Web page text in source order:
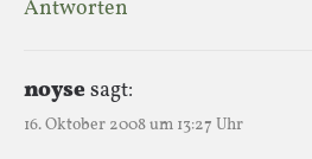
Antworten
noysesagt:
16. Oktober 2008 um 13:27 Uhr